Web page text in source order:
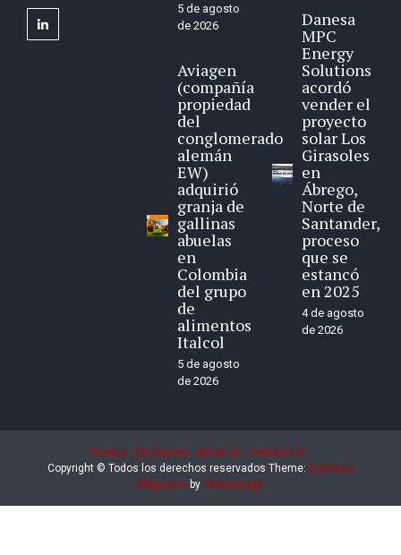
linkedin
5 de agosto
de 2026
Aviagen
(compañía
propiedad
del
conglomerado
alemán
EW)
adquirió
granja de
gallinas
abuelas
en
Colombia
del grupo
de
alimentos
Italcol
5 de agosto
de 2026
Danesa
MPC
Energy
Solutions
acordó
vender el
proyecto
solar Los
Girasoles
en
Ábrego,
Norte de
Santander,
proceso
que se
estancó
en 2025
4 de agosto
de 2026
Privacy Disclaimer About Us
Contact Us
Copyright © Todos los derechos reservados Theme: Eximious
Magazine by Themesaga